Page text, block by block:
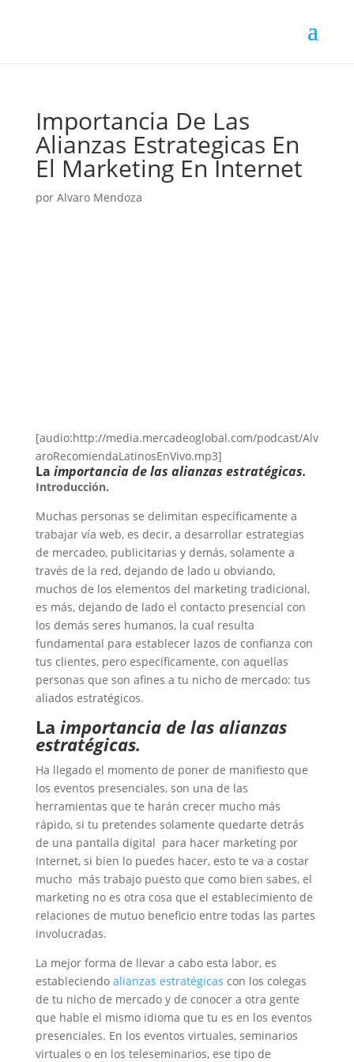
Importancia De Las
Alianzas Estrategicas En
El Marketing En Internet
por Alvaro Mendoza
[audio:http://media.mercadeoglobal.com/podcast/Alv
aroRecomiendaLatinosEnVivo.mp3]
La importancia de las alianzas estratégicas.
Introducción.
Muchas personas se delimitan específicamente a
trabajar vía web, es decir, a desarrollar estrategias
de mercadeo, publicitarias y demás, solamente a
través de la red, dejando de lado u obviando,
muchos de los elementos del marketing tradicional,
es más, dejando de lado el contacto presencial con
los demás seres humanos, la cual resulta
fundamental para establecer lazos de confianza con
tus clientes, pero específicamente, con aquellas
personas que son afines a tu nicho de mercado: tus
aliados estratégicos.
La importancia de las alianzas
estratégicas.
Ha llegado el momento de poner de manifiesto que
los eventos presenciales, son una de las
herramientas que te harán crecer mucho más
rápido, si tu pretendes solamente quedarte detrás
de una pantalla digital para hacer marketing por
Internet, si bien lo puedes hacer, esto te va a costar
mucho más trabajo puesto que como bien sabes, el
marketing no es otra cosa que el establecimiento de
relaciones de mutuo beneficio entre todas las partes
involucradas.
La mejor forma de llevar a cabo esta labor, es
estableciendo alianzas estratégicas con los colegas
de tu nicho de mercado y de conocer a otra gente
que hable el mismo idioma que tu es en los eventos
presenciales. En los eventos virtuales, seminarios
virtuales o en los teleseminarios, ese tipo de